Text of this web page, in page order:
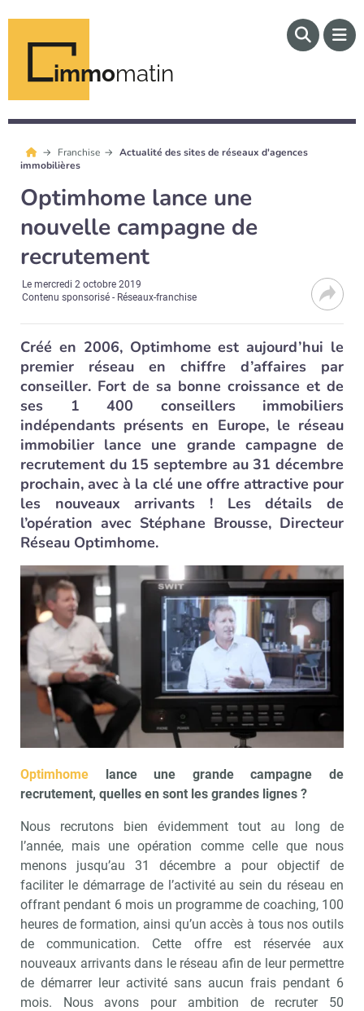
immomatin
Franchise
Actualité des sites de réseaux d'agences
immobilières
Optimhome lance une
nouvelle campagne de
recrutement
Lemercredi 2 octobre 2019
Contenu sponsorisé - Réseaux-franchise
Créé en 2006, Optimhome est aujourd’hui le
premier réseau en chiffre d’affaires par
conseiller. Fort de sa bonne croissance et de
ses 1 400 conseillers immobiliers
indépendants présents en Europe, le réseau
immobilier lance une grande campagne de
recrutement du 15 septembre au 31 décembre
prochain, avec à la clé une offre attractive pour
les nouveaux arrivants ! Les détails de
l’opération avec Stéphane Brousse, Directeur
Réseau Optimhome.
Optimhome lance une grande campagne de
recrutement, quelles en sont les grandes lignes ?
Nous recrutons bien évidemment tout au long de
l’année, mais une opération comme celle que nous
menons jusqu’au 31 décembre a pour objectif de
faciliter le démarrage de l’activité au sein du réseau en
offrant pendant 6 mois un programme de coaching, 100
heures de formation, ainsi qu’un accès à tous nos outils
de communication. Cette offre est réservée aux
nouveaux arrivants dans le réseau afin de leur permettre
de démarrer leur activité sans aucun frais pendant 6
mois. Nous avons pour ambition de recruter 50